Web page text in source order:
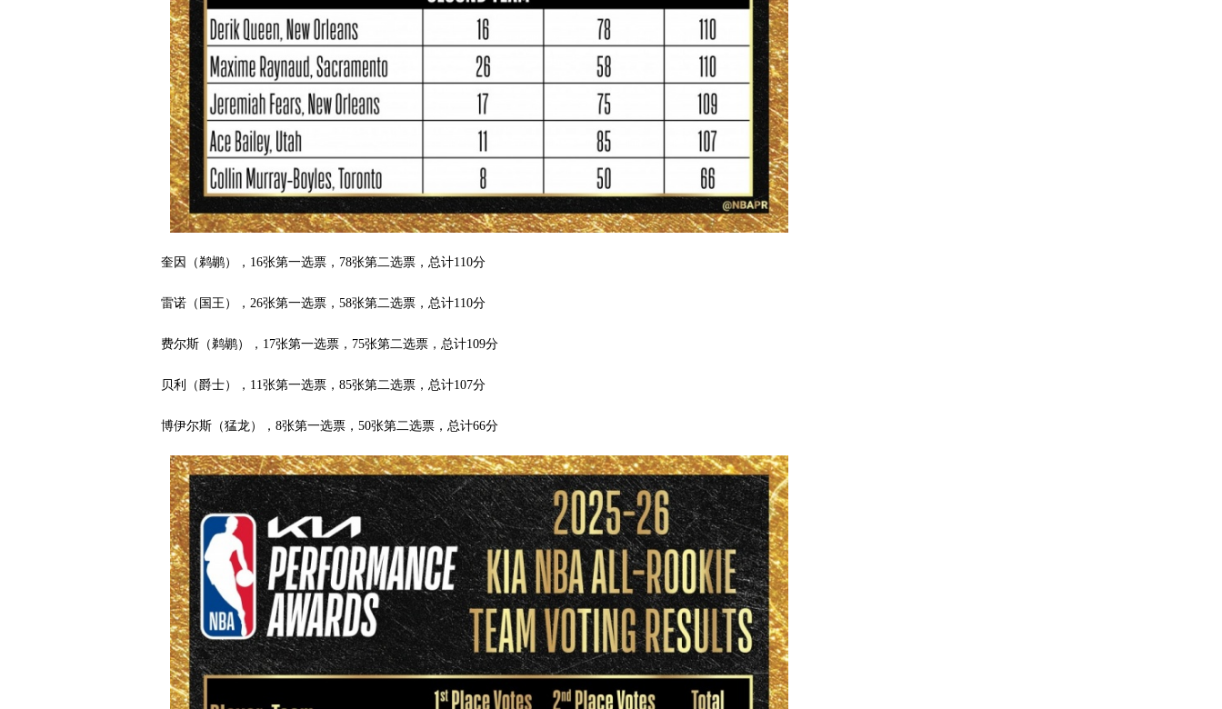
奎因（鹈鹕），16张第一选票，78张第二选票，总计110分
雷诺（国王），26张第一选票，58张第二选票，总计110分
费尔斯（鹈鹕），17张第一选票，75张第二选票，总计109分
贝利（爵士），11张第一选票，85张第二选票，总计107分
博伊尔斯（猛龙），8张第一选票，50张第二选票，总计66分